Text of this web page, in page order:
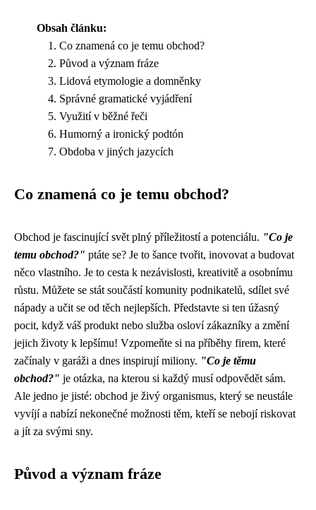
Obsah článku:
Co znamená co je temu obchod?
Původ a význam fráze
Lidová etymologie a domněnky
Správné gramatické vyjádření
Využití v běžné řeči
Humorný a ironický podtón
Obdoba v jiných jazycích
Co znamená co je temu obchod?
Obchod je fascinující svět plný příležitostí a potenciálu. "Co je
temu obchod?" ptáte se? Je to šance tvořit, inovovat a budovat
něco vlastního. Je to cesta k nezávislosti, kreativitě a osobnímu
růstu. Můžete se stát součástí komunity podnikatelů, sdílet své
nápady a učit se od těch nejlepších. Představte si ten úžasný
pocit, když váš produkt nebo služba osloví zákazníky a změní
jejich životy k lepšímu! Vzpomeňte si na příběhy firem, které
začínaly v garáži a dnes inspirují miliony. "Co je těmu
obchod?" je otázka, na kterou si každý musí odpovědět sám.
Ale jedno je jisté: obchod je živý organismus, který se neustále
vyvíjí a nabízí nekonečné možnosti těm, kteří se nebojí riskovat
a jít za svými sny.
Původ a význam fráze